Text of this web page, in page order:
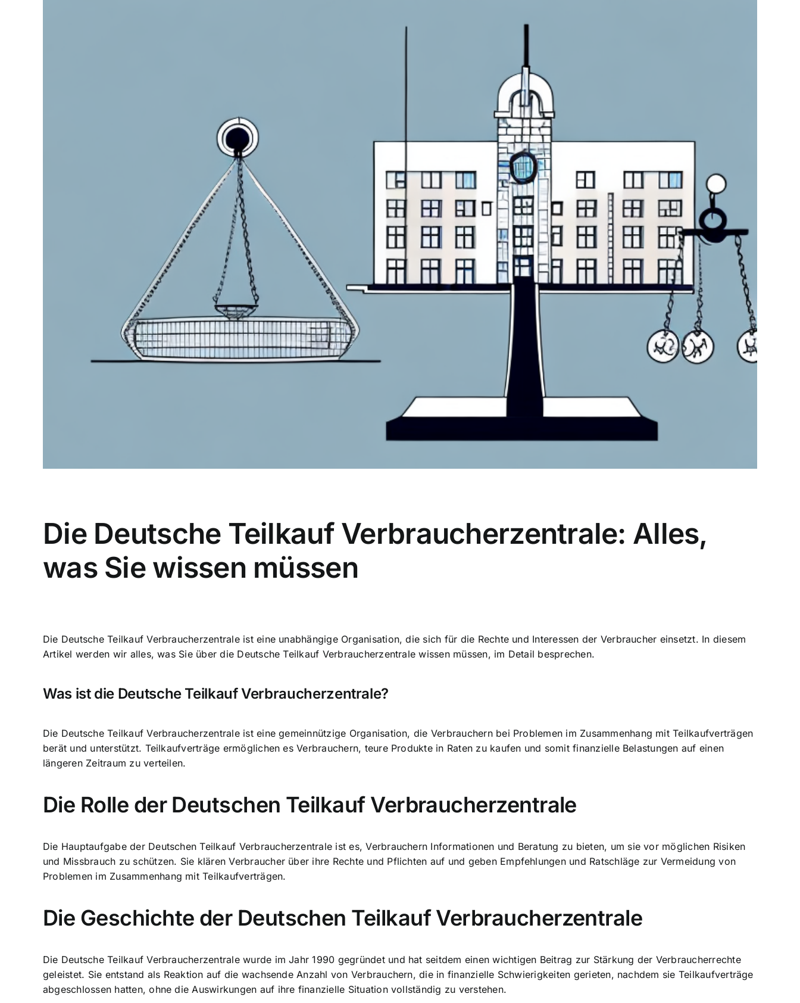
Die Deutsche Teilkauf Verbraucherzentrale: Alles,
was Sie wissen müssen
Die Deutsche Teilkauf Verbraucherzentrale ist eine unabhängige Organisation, die sich für die Rechte und Interessen der Verbraucher einsetzt. In diesem
Artikel werden wir alles, was Sie über die Deutsche Teilkauf Verbraucherzentrale wissen müssen, im Detail besprechen.
Was ist die Deutsche Teilkauf Verbraucherzentrale?
Die Deutsche Teilkauf Verbraucherzentrale ist eine gemeinnützige Organisation, die Verbrauchern bei Problemen im Zusammenhang mit Teilkaufverträgen
berät und unterstützt. Teilkaufverträge ermöglichen es Verbrauchern, teure Produkte in Raten zu kaufen und somit finanzielle Belastungen auf einen
längeren Zeitraum zu verteilen.
Die Rolle der Deutschen Teilkauf Verbraucherzentrale
Die Hauptaufgabe der Deutschen Teilkauf Verbraucherzentrale ist es, Verbrauchern Informationen und Beratung zu bieten, um sie vor möglichen Risiken
und Missbrauch zu schützen. Sie klären Verbraucher über ihre Rechte und Pflichten auf und geben Empfehlungen und Ratschläge zur Vermeidung von
Problemen im Zusammenhang mit Teilkaufverträgen.
Die Geschichte der Deutschen Teilkauf Verbraucherzentrale
Die Deutsche Teilkauf Verbraucherzentrale wurde im Jahr 1990 gegründet und hat seitdem einen wichtigen Beitrag zur Stärkung der Verbraucherrechte
geleistet. Sie entstand als Reaktion auf die wachsende Anzahl von Verbrauchern, die in finanzielle Schwierigkeiten gerieten, nachdem sie Teilkaufverträge
abgeschlossen hatten, ohne die Auswirkungen auf ihre finanzielle Situation vollständig zu verstehen.